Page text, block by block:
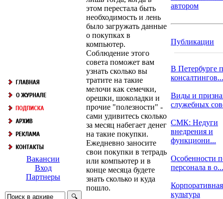
Вакансии
Вход
Партнеры
этом перестала быть
необходимость и лень
было загружать данные
о покупках в
компьютер.
Соблюдение этого
совета поможет вам
узнать сколько вы
тратите на такие
мелочи как семечки,
орешки, шоколадки и
прочие "полезности" -
сами удивитесь сколько
за месяц набегает денег
на такие покупки.
Ежедневно заносите
свои покупки в тетрадь
или компьютер и в
конце месяца будете
знать сколько и куда
пошло.
автором
Публикации
В Петербурге
консалтингов...
Виды и
служебных
СМК: Недуги
внедрения и
функциони...
Особенности
персонала в о...
Корпоративная
культура